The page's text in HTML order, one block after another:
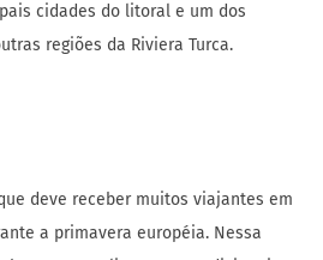
cidades do litoral e um dos
regiões da Riviera Turca.
deve receber muitos viajantes em
a primavera européia. Nessa